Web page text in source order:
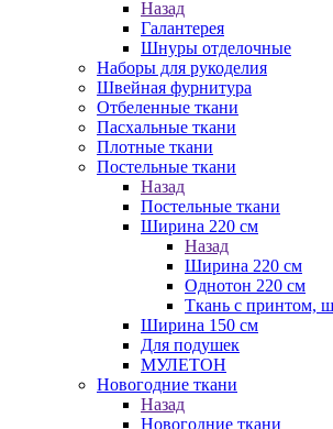
Назад
Галантерея
Шнуры отделочные
Наборы для рукоделия
Швейная фурнитура
Отбеленные ткани
Пасхальные ткани
Плотные ткани
Постельные ткани
Назад
Постельные ткани
Ширина 220 см
Назад
Ширина 220 см
Однотон 220 см
Ткань с принтом,
Ширина 150 см
Для подушек
МУЛЕТОН
Новогодние ткани
Назад
Новогодние ткани